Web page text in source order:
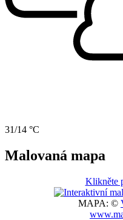
31/14 °C
Malovaná mapa
Klikněte
MAPA: ©